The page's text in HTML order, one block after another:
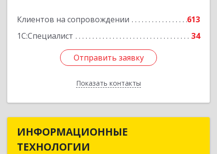
Клиентов на сопровождении
613
1С:Специалист
34
Отправить заявку
Показать контакты
Отправить заявку
Назад
ИНФОРМАЦИОННЫЕ
ТЕХНОЛОГИИ
ИНФОРМАЦИОННЫЕ